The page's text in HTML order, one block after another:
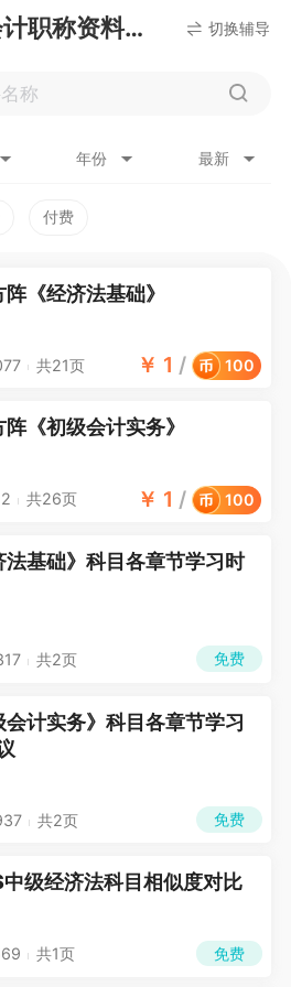
初级会计职称资料下载 切换辅导
年份 最新
付费
《经济法基础》
共21页 ￥ 1 / 100
《初级会计实务》
共26页 ￥ 1 / 100
基础》科目各章节学习时
共2页 免费
计实务》科目各章节学习
共2页 免费
级经济法科目相似度对比
共1页 免费